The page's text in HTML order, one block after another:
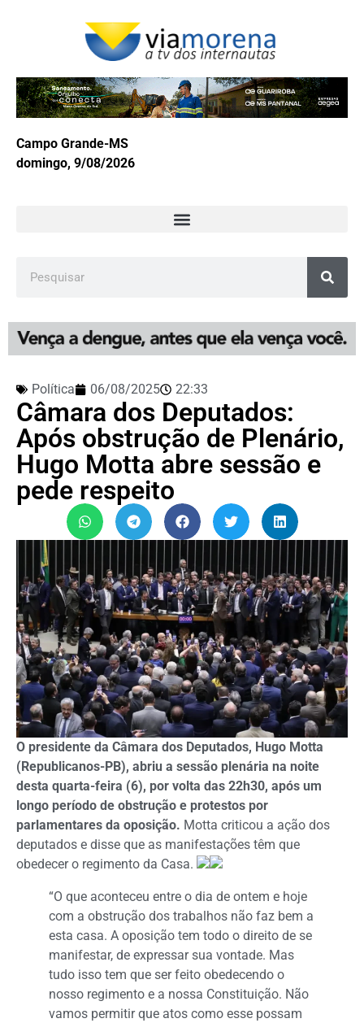
Campo Grande-MS
domingo, 9/08/2026
Política 06/08/2025 22:33
Câmara dos Deputados:
Após obstrução de Plenário,
Hugo Motta abre sessão e
pede respeito
O presidente da Câmara dos Deputados, Hugo Motta
(Republicanos-PB), abriu a sessão plenária na noite
desta quarta-feira (6), por volta das 22h30, após um
longo período de obstrução e protestos por
parlamentares da oposição. Motta criticou a ação dos
deputados e disse que as manifestações têm que
obedecer o regimento da Casa.
“O que aconteceu entre o dia de ontem e hoje
com a obstrução dos trabalhos não faz bem a
esta casa. A oposição tem todo o direito de se
manifestar, de expressar sua vontade. Mas
tudo isso tem que ser feito obedecendo o
nosso regimento e a nossa Constituição. Não
vamos permitir que atos como esse possam